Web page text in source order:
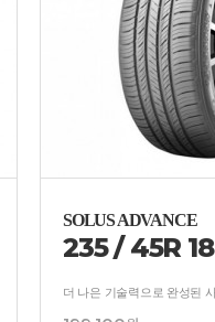
SOLUS ADVANCE
235/45R 18